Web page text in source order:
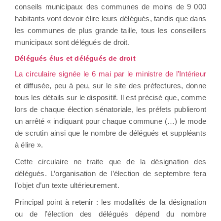
conseils municipaux des communes de moins de 9 000
habitants vont devoir élire leurs délégués, tandis que dans
les communes de plus grande taille, tous les conseillers
municipaux sont délégués de droit.
Délégués élus et délégués de droit
La circulaire signée le 6 mai par le ministre de l’Intérieur
et diffusée, peu à peu, sur le site des préfectures, donne
tous les détails sur le dispositif. Il est précisé que, comme
lors de chaque élection sénatoriale, les préfets publieront
un arrêté « indiquant pour chaque commune (…) le mode
de scrutin ainsi que le nombre de délégués et suppléants
à élire ».
Cette circulaire ne traite que de la désignation des
délégués. L’organisation de l’élection de septembre fera
l’objet d’un texte ultérieurement.
Principal point à retenir : les modalités de la désignation
ou de l’élection des délégués dépend du nombre